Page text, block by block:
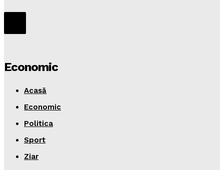
Economic
Acasă
Economic
Politica
Sport
Ziar